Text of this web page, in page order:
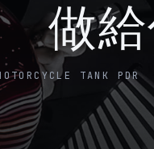
做給
TANK PDR